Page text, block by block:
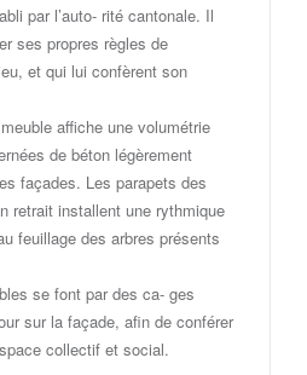
par l’auto- rité cantonale. Il
ses propres règles de
et qui lui confèrent son
affiche une volumétrie
de béton légèrement
façades. Les parapets des
retrait installent une rythmique
feuillage des arbres présents
se font par des ca- ges
sur la façade, afin de conférer
collectif et social.